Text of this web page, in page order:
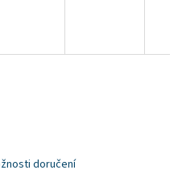
doručení